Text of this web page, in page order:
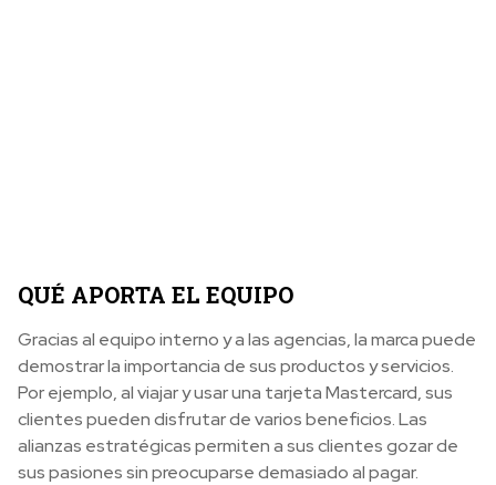
QUÉ APORTA EL EQUIPO
Gracias al equipo interno y a las agencias, la marca puede
demostrar la importancia de sus productos y servicios.
Por ejemplo, al viajar y usar una tarjeta Mastercard, sus
clientes pueden disfrutar de varios beneficios. Las
alianzas estratégicas permiten a sus clientes gozar de
sus pasiones sin preocuparse demasiado al pagar.